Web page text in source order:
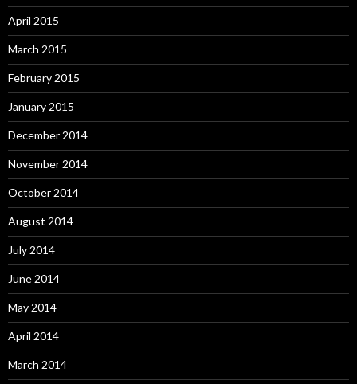
April 2015
March 2015
February 2015
January 2015
December 2014
November 2014
October 2014
August 2014
July 2014
June 2014
May 2014
April 2014
March 2014